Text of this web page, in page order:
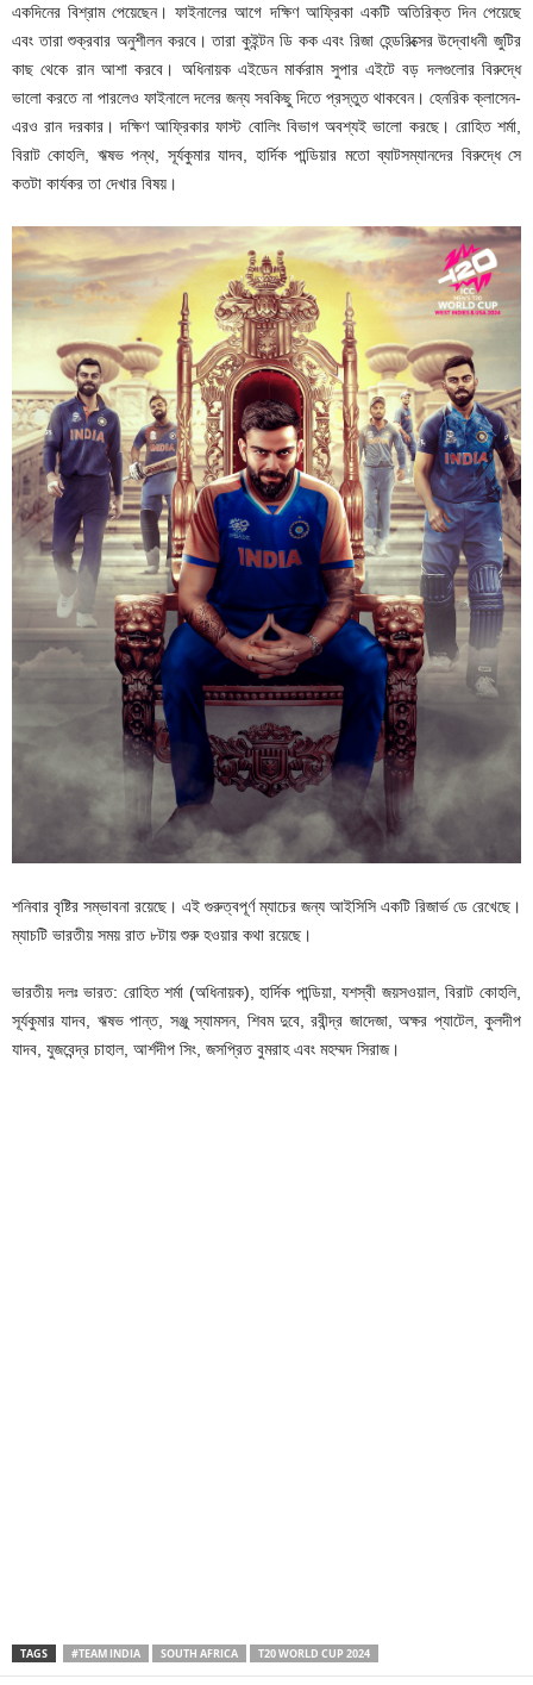
একদিনের বিশ্রাম পেয়েছেন। ফাইনালের আগে দক্ষিণ আফ্রিকা একটি অতিরিক্ত দিন পেয়েছে
এবং তারা শুক্রবার অনুশীলন করবে। তারা কুইন্টন ডি কক এবং রিজা হেন্ডরিক্সের উদ্বোধনী জুটির
কাছ থেকে রান আশা করবে। অধিনায়ক এইডেন মার্করাম সুপার এইটে বড় দলগুলোর বিরুদ্ধে
ভালো করতে না পারলেও ফাইনালে দলের জন্য সবকিছু দিতে প্রস্তুত থাকবেন। হেনরিক ক্লাসেন-
এরও রান দরকার। দক্ষিণ আফ্রিকার ফাস্ট বোলিং বিভাগ অবশ্যই ভালো করছে। রোহিত শর্মা,
বিরাট কোহলি, ঋষভ পন্থ, সূর্যকুমার যাদব, হার্দিক পান্ডিয়ার মতো ব্যাটসম্যানদের বিরুদ্ধে সে
কতটা কার্যকর তা দেখার বিষয়।
শনিবার বৃষ্টির সম্ভাবনা রয়েছে। এই গুরুত্বপূর্ণ ম্যাচের জন্য আইসিসি একটি রিজার্ভ ডে রেখেছে।
ম্যাচটি ভারতীয় সময় রাত ৮টায় শুরু হওয়ার কথা রয়েছে।
ভারতীয় দলঃ ভারত: রোহিত শর্মা (অধিনায়ক), হার্দিক পান্ডিয়া, যশস্বী জয়সওয়াল, বিরাট কোহলি,
সূর্যকুমার যাদব, ঋষভ পান্ত, সঞ্জু স্যামসন, শিবম দুবে, রবীন্দ্র জাদেজা, অক্ষর প্যাটেল, কুলদীপ
যাদব, যুজবেন্দ্র চাহাল, আর্শদীপ সিং, জসপ্রিত বুমরাহ এবং মহম্মদ সিরাজ।
TAGS #TEAM INDIA SOUTH AFRICA T20 WORLD CUP 2024